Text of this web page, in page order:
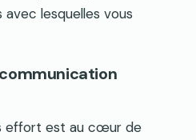
lesquelles vous
effort est au cœur de